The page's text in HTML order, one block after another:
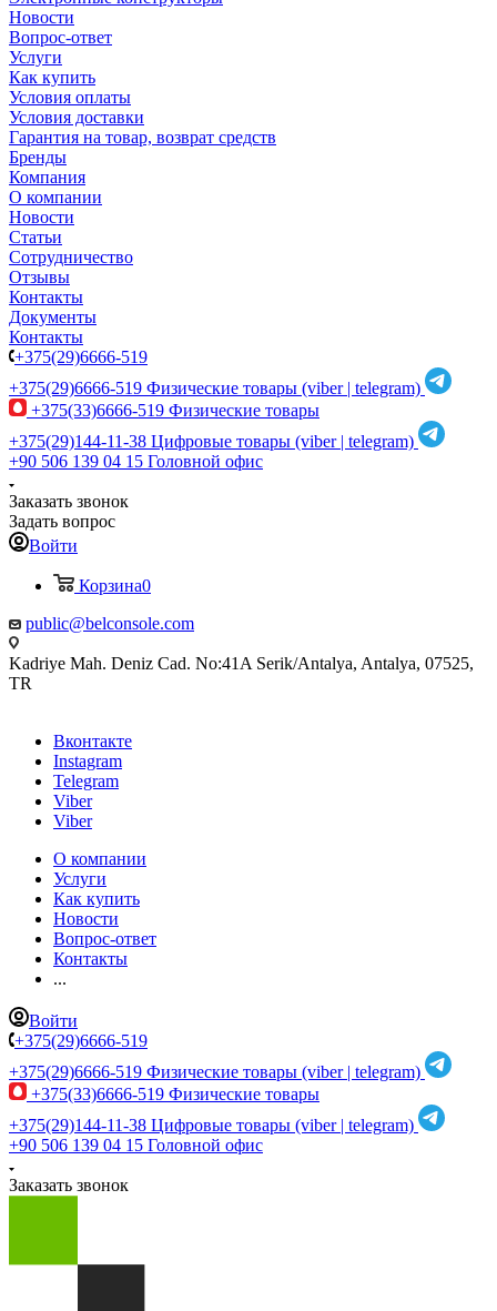
Новости
Вопрос-ответ
Услуги
Как купить
Условия оплаты
Условия доставки
Гарантия на товар, возврат средств
Бренды
Компания
О компании
Новости
Статьи
Сотрудничество
Отзывы
Контакты
Документы
Контакты
+375(29)6666-519
+375(29)6666-519 Физические товары (viber | telegram)
+375(33)6666-519 Физические товары
+375(29)144-11-38 Цифровые товары (viber | telegram)
+90 506 139 04 15 Головной офис
Заказать звонок
Задать вопрос
Войти
Корзина0
public@belconsole.com
Kadriye Mah. Deniz Cad. No:41A Serik/Antalya, Antalya, 07525,
TR
Вконтакте
Instagram
Telegram
Viber
Viber
О компании
Услуги
Как купить
Новости
Вопрос-ответ
Контакты
...
Войти
+375(29)6666-519
+375(29)6666-519 Физические товары (viber | telegram)
+375(33)6666-519 Физические товары
+375(29)144-11-38 Цифровые товары (viber | telegram)
+90 506 139 04 15 Головной офис
Заказать звонок